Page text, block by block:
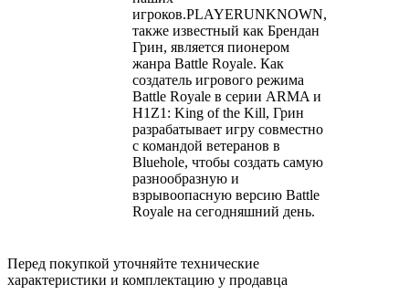
игроков.PLAYERUNKNOWN,
также известный как Брендан
Грин, является пионером
жанра Battle Royale. Как
создатель игрового режима
Battle Royale в серии ARMA и
H1Z1: King of the Kill, Грин
разрабатывает игру совместно
с командой ветеранов в
Bluehole, чтобы создать самую
разнообразную и
взрывоопасную версию Battle
Royale на сегодняшний день.
Перед покупкой уточняйте технические
характеристики и комплектацию у продавца